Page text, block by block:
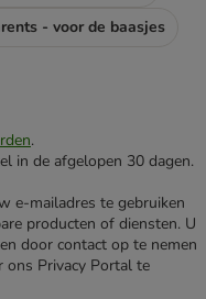
- voor de baasjes
.
in de afgelopen 30 dagen.
e-mailadres te gebruiken
producten of diensten. U
door contact op te nemen
ons Privacy Portal te